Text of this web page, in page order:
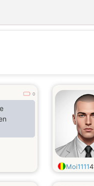
0
Moi1111